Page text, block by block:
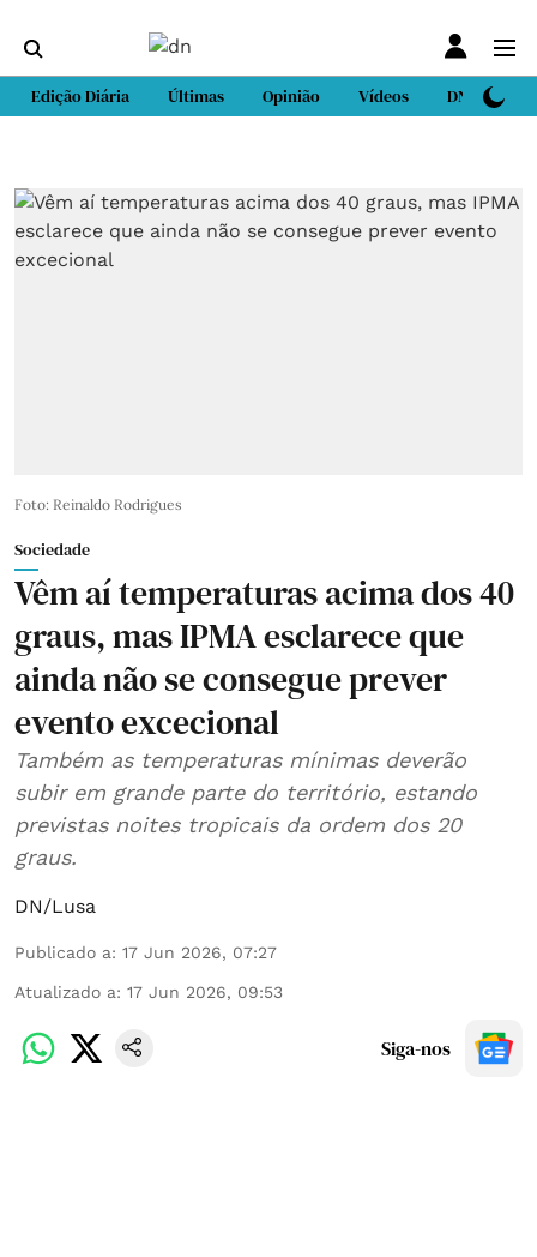
Edição Diária Últimas Opinião Vídeos DN Sport
Foto: Reinaldo Rodrigues
Sociedade
Vêm aí temperaturas acima dos 40
graus, mas IPMA esclarece que
ainda não se consegue prever
evento excecional
Também as temperaturas mínimas deverão
subir em grande parte do território, estando
previstas noites tropicais da ordem dos 20
graus.
DN/Lusa
Publicado a: 17 Jun 2026, 07:27
Atualizado a: 17 Jun 2026, 09:53
Siga-nos